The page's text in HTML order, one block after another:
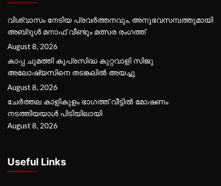
വിശ്വാസം നേടിയ പ്രവർത്തനവും, അനുഭവസമ്പത്തുമായി
അബ്‌ദുൾ മനാഫ് വീണ്ടും മത്സര രംഗത്ത്
August 8, 2026
കാപ്പ ചുമത്തി കുപ്രസിദ്ധ കുറ്റവാളി സിജു
അലോഷ്യസിനെ തടങ്കലിൽ അയച്ചു
August 8, 2026
ചേർത്തല കാളികുളം ഭാഗത്ത് വീട്ടിൽ മോഷണം
നടത്തിയയാൾ പിടിയിലായി
August 8, 2026
Useful Links